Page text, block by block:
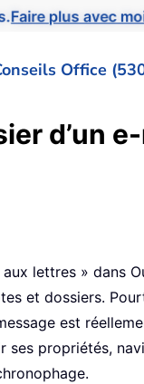
Faire plus avec
Office
d’un
lettres » dans
et dossiers.
est
ses propriétés,